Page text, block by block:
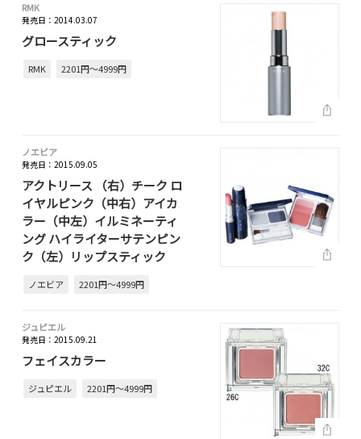
RMK
発売日：2014.03.07
グロースティック
RMK 2201円～4999円
ノエビア
発売日：2015.09.05
アクトリース （右）チーク ロ
イヤルピンク（中右）アイカ
ラー（中左）イルミネーティ
ング ハイライターサテンピン
ク（左）リップスティック
ノエビア 2201円～4999円
ジュピエル
発売日：2015.09.21
フェイスカラー
ジュピエル 2201円～4999円